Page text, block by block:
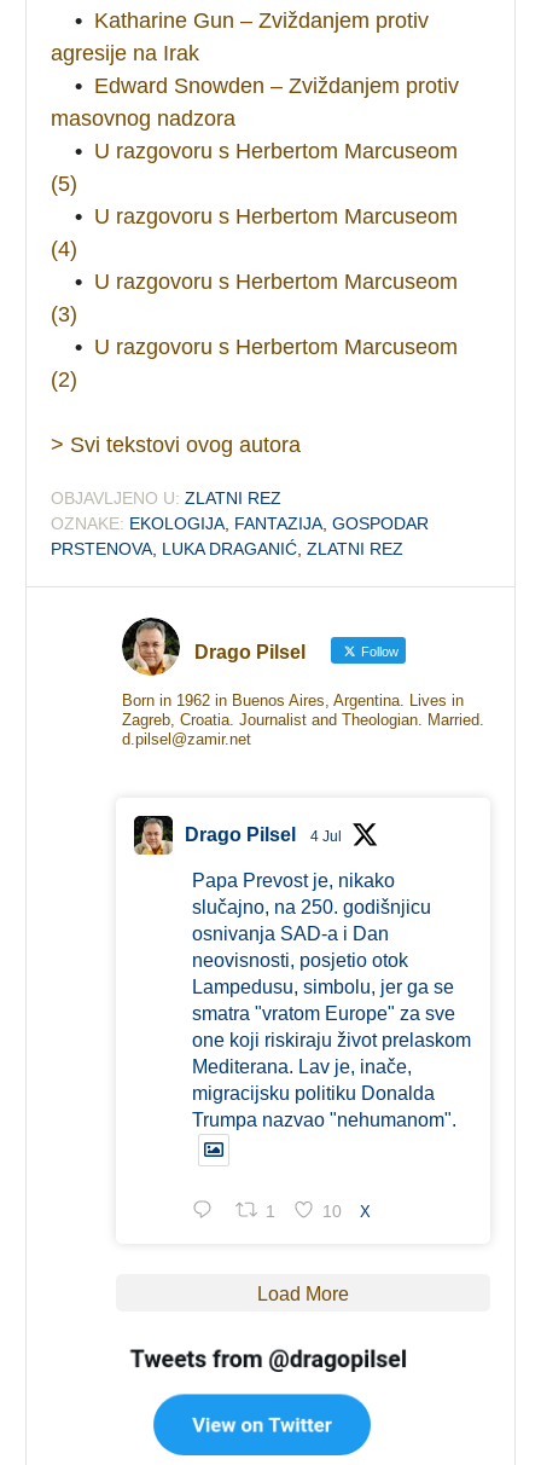
• Katharine Gun – Zviždanjem protiv
agresije na Irak
• Edward Snowden – Zviždanjem protiv
masovnog nadzora
• U razgovoru s Herbertom Marcuseom
(5)
• U razgovoru s Herbertom Marcuseom
(4)
• U razgovoru s Herbertom Marcuseom
(3)
• U razgovoru s Herbertom Marcuseom
(2)
> Svi tekstovi ovog autora
OBJAVLJENO U: ZLATNI REZ
OZNAKE: EKOLOGIJA FANTAZIJA ,GOSPODAR
PRSTENOVA LUKA DRAGANIĆ ,ZLATNI REZ
Drago Pilsel Follow
Born in 1962 in Buenos Aires, Argentina. Lives in
Zagreb, Croatia. Journalist and Theologian. Married.
d.pilsel@zamir.net
Drago Pilsel 4 Jul
Papa Prevost je, nikako
slučajno, na 250. godišnjicu
osnivanja SAD-a i Dan
neovisnosti, posjetio otok
Lampedusu, simbolu, jer ga se
smatra "vratom Europe" za sve
one koji riskiraju život prelaskom
Mediterana. Lav je, inače,
migracijsku politiku Donalda
Trumpa nazvao "nehumanom".
1 10 X
Load More